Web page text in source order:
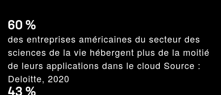
60 %
des entreprises américaines du secteur des
sciences de la vie hébergent plus de la moitié
de leurs applications dans le cloud Source :
Deloitte, 2020
43 %